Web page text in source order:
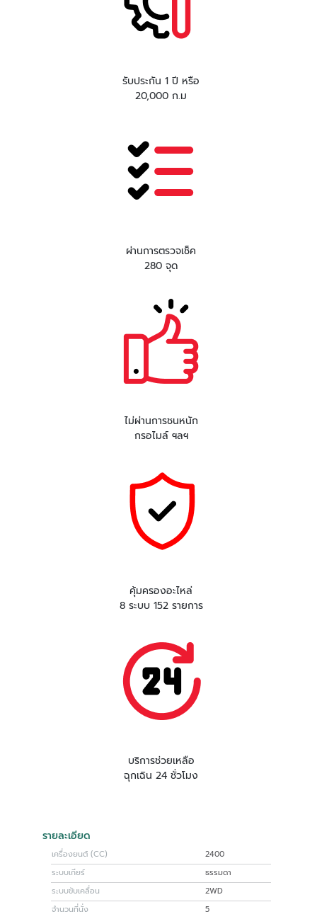
รับประกัน 1 ปี หรือ
20,000 ก.ม
ผ่านการตรวจเช็ค
280 จุด
ไม่ผ่านการชนหนัก
กรอไมล์ ฯลฯ
คุ้มครองอะไหล่
8 ระบบ 152 รายการ
บริการช่วยเหลือ
ฉุกเฉิน 24 ชั่วโมง
รายละเอียด
เครื่องยนต์ (CC)
2400
ระบบเกียร์
ธรรมดา
ระบบขับเคลื่อน
2WD
จำนวนที่นั่ง
5